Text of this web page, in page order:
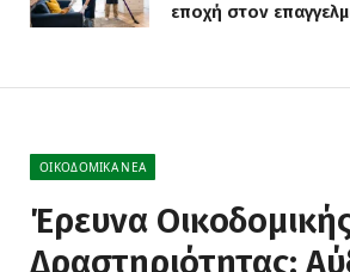
εποχή στον
ΟΙΚΟΔΟΜΙΚΆ ΝΈΑ
Έρευνα
Δραστηριότητας: